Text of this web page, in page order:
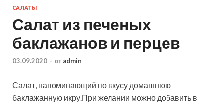
САЛАТЫ
Салат из печеных
баклажанов и перцев
03.09.2020 - от admin
Салат, напоминающий по вкусу домашнюю
баклажанную икру.При желании можно добавить в